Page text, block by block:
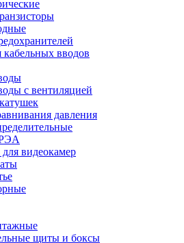
кабельных вводов
с вентиляцией
давления
видеокамер
щиты и боксы